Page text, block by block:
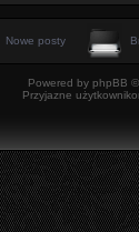
Nowe posty
Powered by phpBB
Przyjazne